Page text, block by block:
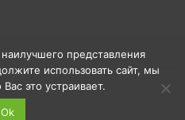
представления
использовать сайт, мы
это устраивает.
Ok